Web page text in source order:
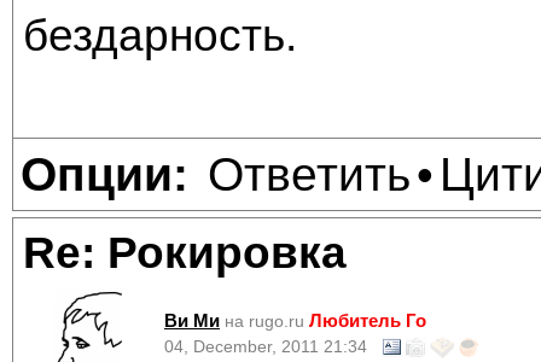
бездарность.
Опции: Ответить•
Re: Рокировка
Ви Ми на rugo.ru Любитель Го
04, December, 2011 21:34